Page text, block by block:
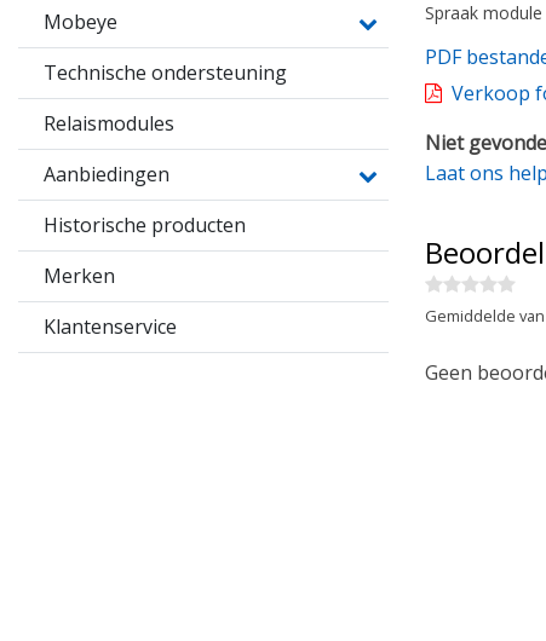
Mobeye
Technische ondersteuning
Relaismodules
Aanbiedingen
Historische producten
Merken
Klantenservice
Spraak
PDF
Verkoop
Niet
Laat ons
Gemiddelde
Geen